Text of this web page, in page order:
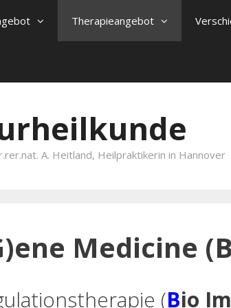
Therapieangebot
A. Heitland, Heilpraktikerin in Hannover
Medicine
(Bio